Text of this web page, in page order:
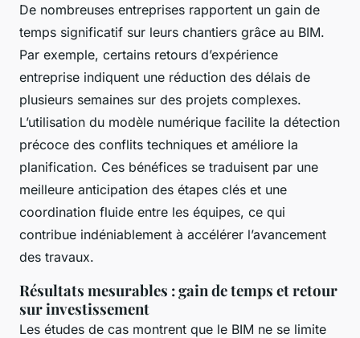
De nombreuses entreprises rapportent un gain de
temps significatif sur leurs chantiers grâce au BIM.
Par exemple, certains retours d’expérience
entreprise indiquent une réduction des délais de
plusieurs semaines sur des projets complexes.
L’utilisation du modèle numérique facilite la détection
précoce des conflits techniques et améliore la
planification. Ces bénéfices se traduisent par une
meilleure anticipation des étapes clés et une
coordination fluide entre les équipes, ce qui
contribue indéniablement à accélérer l’avancement
des travaux.
Résultats mesurables : gain de temps et retour
sur investissement
Les études de cas montrent que le BIM ne se limite